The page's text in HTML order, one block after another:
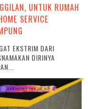
UNTUK RUMAH
SERVICE
EKSTRIM DARI
DIRINYA